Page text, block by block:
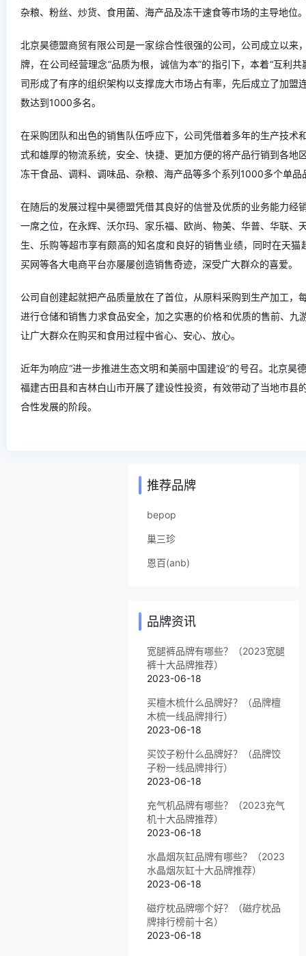
杂粮、粉丝、炒货、食用菌、海产品及冻干速食等市场的主导地位
北京昊德盟商贸有限公司是一家综合性很强的公司，公司成立以
牌，在公司经营理念“品质为根，诚信为本”的指引下，本着“互利
司形成了有序的组织架构以支撑庞大市场占有率，先后成立了加
数达到1000多名。
在采购团队和出色的销售队伍呼应下，公司凭借着多年的生产技
式和雄厚的物流系统，安全、快捷、更加方便的将产品行销到各
冻干食品、调料、调味品、杂粮、海产品等多个系列1000多个单
在随后的发展过程中昊德盟凭借其良好的信誉及优质的业务能力
一席之位，在永辉、沃尔玛、家乐福、欧尚、物美、华普、华联
生、乐购等超市享有颇高的知名度和良好的销售业绩，同时在天
买网等各大电商平台亦屡屡创造销售奇迹，深受广大群众的喜爱。
公司自创建起就把产品质量放在了首位，从原料采购到生产加工
进行仓储和销售力求食品安全，加之实惠的价格和优质的售前、
让广大群众在购买和食用过程中省心、安心、放心。
近年为响应“进一步推进生态文明和美丽中国建设”的号召。北京
福建古田县和吉林白山市开展了建设性投资，有效带动了当地市
合性发展的阶段。
推荐品牌
bepop
巢三珍
恩百(anb)
品牌资讯
宽腿裤品牌有哪些？（2023宽腿
裤十大品牌推荐）
2023-06-18
买檀木梳什么品牌好？（品牌檀
木梳一线品牌排行）
2023-06-18
买饺子粉什么品牌好？（品牌饺
子粉一线品牌排行）
2023-06-18
充气机品牌有哪些？（2023充气
机十大品牌推荐）
2023-06-18
水晶烟灰缸品牌有哪些？（2023
水晶烟灰缸十大品牌推荐）
2023-06-18
磁疗枕品牌哪个好？（磁疗枕品
牌排行榜前十名）
2023-06-18